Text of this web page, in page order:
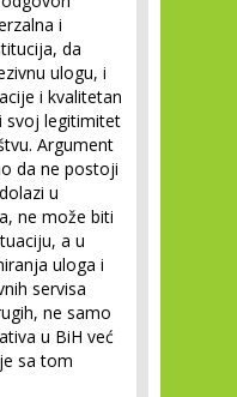
i
da
ulogu, i
i kvalitetan
svoj legitimitet
Argument
da ne postoji
u
ne može biti
a u
uloga i
servisa
ne samo
u BiH već
sa tom